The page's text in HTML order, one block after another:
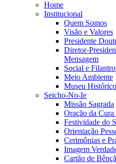
Home
Institucional
Quem Somos
Visão e Valores
Presidente
Diretor-
Mensagem
Social e
Meio Ambiente
Museu Histórico
Seicho-No-Ie
Missão Sagrada
Oração da
Festividade do
Orientação
Cerimônias e
Imagem
Cartão de